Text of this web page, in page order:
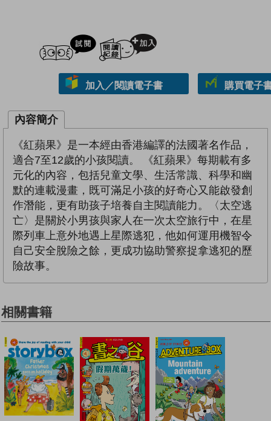
試閲
加入／閱讀電子書 購買電子
內容簡介
《紅蘋果》是一本經由香港編譯的法國著名作品，
適合7至12歲的小孩閱讀。 《紅蘋果》每期載有多
元化的內容，包括兒童文學、生活常識、科學和幽
默的連載漫畫，既可滿足小孩的好奇心又能啟發創
作潛能，更有助孩子培養自主閱讀能力。〈太空逃
亡〉是關於小男孩與家人在一次太空旅行中，在星
際列車上意外地遇上星際逃犯，他如何運用機智令
自己安全脫險之餘，更成功協助警察捉拿逃犯的歷
險故事。
相關書籍